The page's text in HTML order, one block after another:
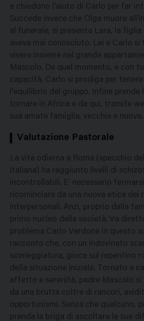
e chiedono l'aiuto di Carlo per far
Succede invece che Olga muore
al funerale, si presenta Lara, la figlia
aveva mai conosciuto. Lei e Carlo si
vivere insieme nel grande
Mascolo. Da quel momento, e con
capacità, Carlo si prodiga per tenere
l'equilibrio del gruppo. Infine prende
tornare in Africa e da qui, tramite
sua amata famiglia, vecchia e nuova.
Valutazione Pastorale
La vita odierna a Roma (specchio
italiana) ha raggiunto livelli di
incontrollabili. E' necessario
ricominciare da una nuova etica dei
interpersonali. Anzi, proprio dalla
primo nucleo della società. Va
problema Carlo Verdone in questo
racconto che, con un indovinato
sceneggiatura, gioca sul repentino
della situazione iniziale. Tornato a
affetto e serenità, padre Mascolo si
da una brutta coltre di rancori,
opportunismi. Senza che qualcuno,
prenda la briga di ascoltare le sue